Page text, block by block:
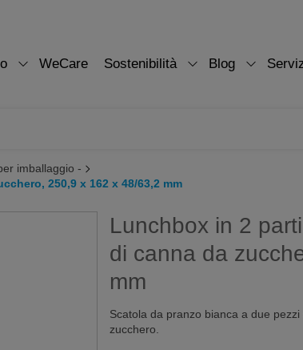
WeCare Sostenibilità Blog
imballaggio -
250,9 x 162 x 48/63,2 mm
Lunchbox in 2
di canna da
mm
Scatola da pranzo bianca a due
zucchero.